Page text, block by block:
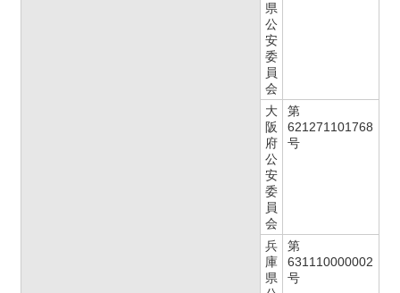
県
公
安
委
員
会
大
阪
府
公
安
委
員
会
第
621271101768
号
兵
庫
県
第
631110000002
号